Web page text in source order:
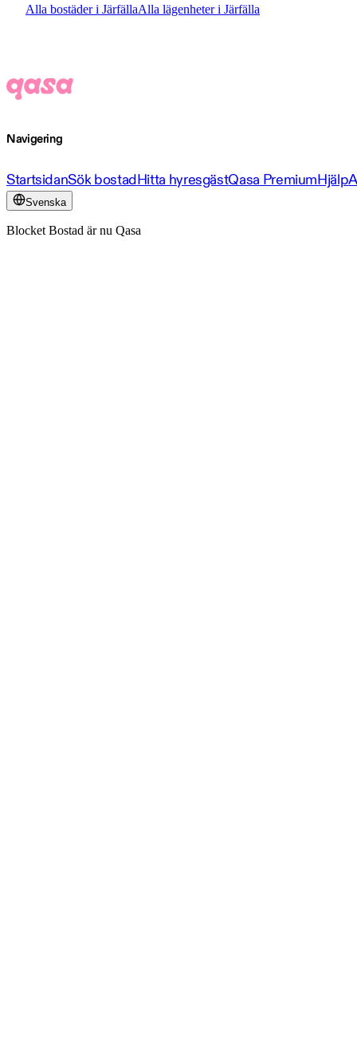
Alla bostäder i JärfällaAlla lägenheter i Järfälla
Navigering
StartsidanSök bostadHitta hyresgästQasa PremiumHjälp
Svenska
Blocket Bostad är nu Qasa